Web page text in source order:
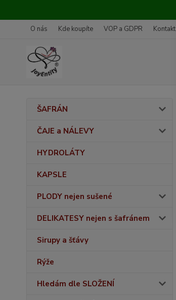
O nás Kde koupíte VOP a GDPR Kontakt
ŠAFRÁN
ČAJE a NÁLEVY
HYDROLÁTY
KAPSLE
PLODY nejen sušené
DELIKATESY nejen s šafránem
Sirupy a šťávy
Rýže
Hledám dle SLOŽENÍ